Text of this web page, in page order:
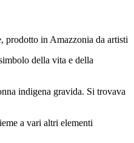
prodotto in Amazzonia da artisti
della vita e della
indigena gravida. Si trovava
a vari altri elementi